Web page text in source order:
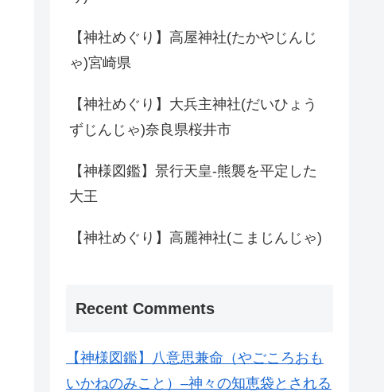
【神社めぐり】高屋神社(たかやじんじ
ゃ)宮崎県
【神社めぐり】大兵主神社(だいひょう
ずじんじゃ)奈良県桜井市
【神様図鑑】景行天皇-熊襲を平定した
大王
【神社めぐり】高麗神社(こまじんじゃ)
Recent Comments
【神様図鑑】八意思兼命（やごころおも
いかねのみこと）–神々の知恵袋とされる